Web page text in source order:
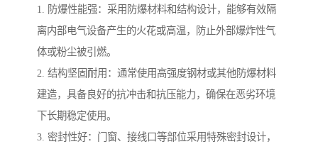
1. 防爆性能强：采用防爆材料和结构设计，能够有效隔
离内部电气设备产生的火花或高温，防止外部爆炸性气
体或粉尘被引燃。
2. 结构坚固耐用：通常使用高强度钢材或其他防爆材料
建造，具备良好的抗冲击和抗压能力，确保在恶劣环境
下长期稳定使用。
3. 密封性好：门窗、接线口等部位采用特殊密封设计，